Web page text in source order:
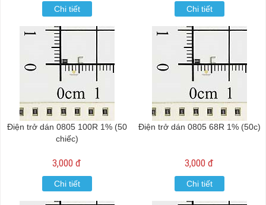
Chi tiết Chi tiết
Điện trở dán 0805 100R 1% (50
chiếc)
3,000 đ
Chi tiết
Điện trở dán 0805 68R 1% (50c)
3,000 đ
Chi tiết